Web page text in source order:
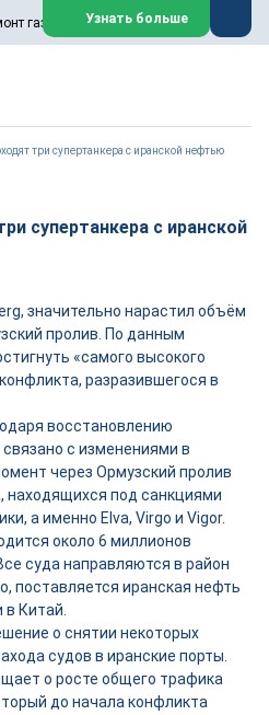
газовых паровых турбин
сервисом газовых и паровых
восстановлением,
оборудования ТЭС,
ИНН 7802588950
Узнать больше
три супертанкера с иранской нефтью
супертанкера с иранской
значительно нарастил объём
пролив. По данным
«самого высокого
разразившегося в
восстановлению
с изменениями в
через Ормузский пролив
находящихся под санкциями
а именно Elva, Virgo и Vigor.
около 6 миллионов
суда направляются в район
поставляется иранская нефть
Китай.
о снятии некоторых
судов в иранские порты.
о росте общего трафика
до начала конфликта